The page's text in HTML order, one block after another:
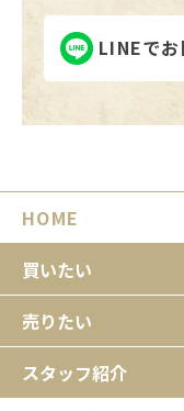
LINEで
HOME
買いたい
売りたい
スタッフ紹介